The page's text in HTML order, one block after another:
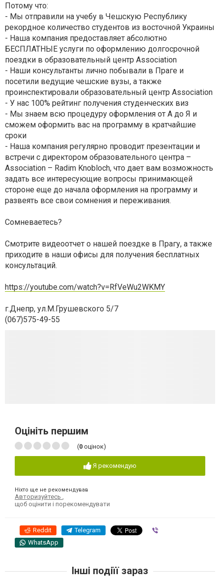
Потому что:
- Мы отправили на учебу в Чешскую Республику
рекордное количество студентов из восточной Украины
- Наша компания предоставляет абсолютно
БЕСПЛАТНЫЕ услуги по оформлению долгосрочной
поездки в образовательный центр Association
- Наши консультанты лично побывали в Праге и
посетили ведущие чешские вузы, а также
проинспектировали образовательный центр Association
- У нас 100% рейтинг получения студенческих виз
- Мы знаем всю процедуру оформления от А до Я и
сможем оформить вас на программу в кратчайшие
сроки
- Наша компания регулярно проводит презентации и
встречи с директором образовательного центра –
Association – Radim Knobloch, что дает вам возможность
задать все интересующие вопросы принимающей
стороне еще до начала оформления на программу и
развеять все свои сомнения и переживания.
Сомневаетесь?
Смотрите видеоотчет о нашей поездке в Прагу, а также
приходите в наши офисы для получения бесплатных
консультаций.
https://youtube.com/watch?v=RfVeWu2WKMY
г.Днепр, ул.М.Грушевского 5/7
(067)575-49-55
Оцініть першим
(0 оцінок)
Я рекомендую
Ніхто ще не рекомендував
Авторизуйтесь ,
щоб оцінити і порекомендувати
Reddit Telegram
WhatsApp
Інші подіїї зараз